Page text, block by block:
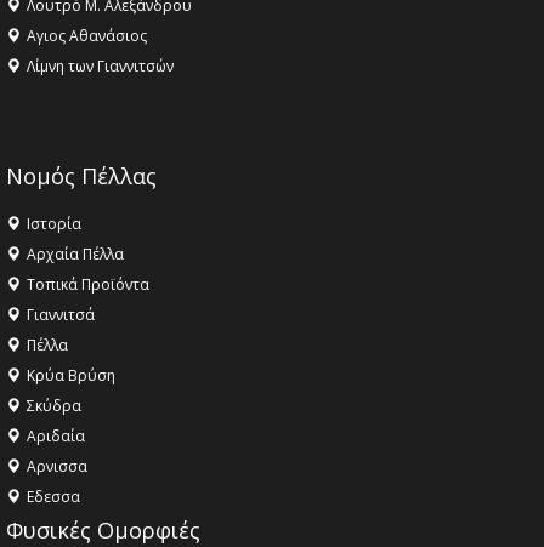
Λουτρό Μ. Αλεξάνδρου
Αγιος Αθανάσιος
Λίμνη των Γιαννιτσών
Νομός Πέλλας
Ιστορία
Αρχαία Πέλλα
Τοπικά Προϊόντα
Γιαννιτσά
Πέλλα
Κρύα Βρύση
Σκύδρα
Αριδαία
Aρνισσα
Eδεσσα
Φυσικές Ομορφιές